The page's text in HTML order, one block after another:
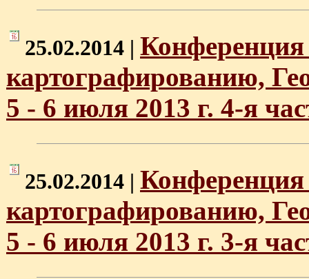
25.02.2014 | Конференция
картографированию,
5 - 6 июля 2013 г. 4-я
25.02.2014 | Конференция
картографированию,
5 - 6 июля 2013 г. 3-я